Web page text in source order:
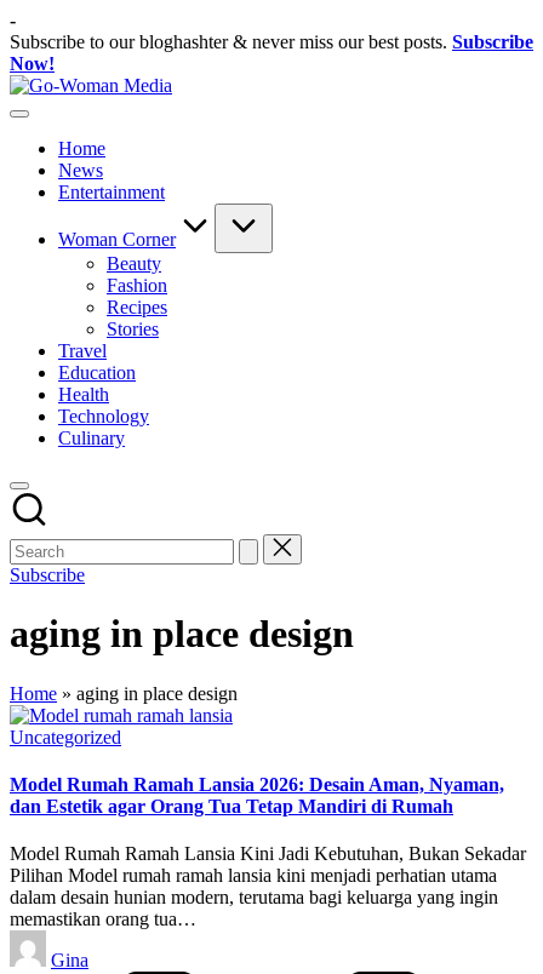
Skip
to
content
-
Subscribe to our bloghashter & never miss our best posts. Subscribe
Now!
Portal
Untuk
Wanita
Indonesia
Home
News
Entertainment
Woman Corner
Beauty
Fashion
Recipes
Stories
Travel
Education
Health
Technology
Culinary
Subscribe
aging in place design
Home » aging in place design
Posted
Uncategorized
Model Rumah Ramah Lansia 2026: Desain Aman, Nyaman,
dan Estetik agar Orang Tua Tetap Mandiri di Rumah
Model Rumah Ramah Lansia Kini Jadi Kebutuhan, Bukan Sekadar
Pilihan Model rumah ramah lansia kini menjadi perhatian utama
dalam desain hunian modern, terutama bagi keluarga yang ingin
memastikan orang tua…
Posted
by
Gina